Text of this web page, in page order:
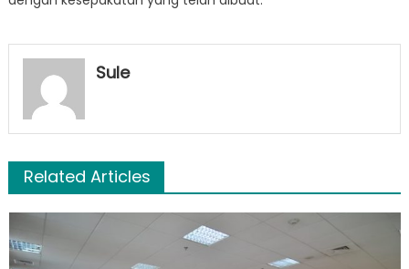
Sule
Related Articles